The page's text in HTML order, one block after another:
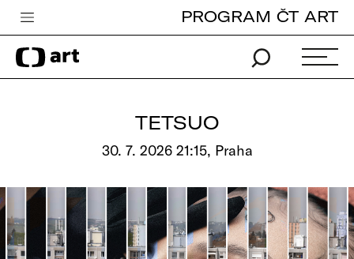
Česká televize
Zpravodajství
Pro děti
edu
PROGRAM ČT ART
TETSUO
30. 7. 2026 21:15, Praha